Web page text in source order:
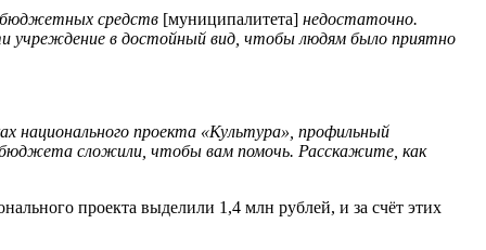
бюджетных средств [муниципалитета] недостаточно.
учреждение в достойный вид, чтобы людям было приятно
национального проекта «Культура», профильный
бюджета сложили, чтобы вам помочь. Расскажите, как
проекта выделили 1,4 млн рублей, и за счёт этих